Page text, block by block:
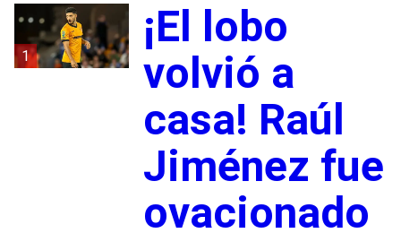
1
¡El lobo
volvió a
casa! Raúl
Jiménez fue
ovacionado